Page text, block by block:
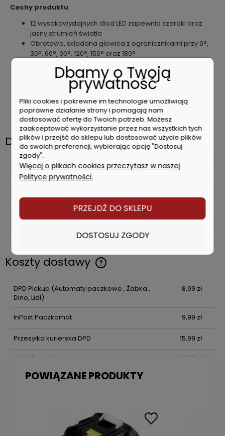
Cechy produktu
12 wysokowydajnych diod LED zapewnia szeroki oraz
jasny strumień światła
Obrotowa, składana głowica z ogranicznikami przy 0°,
30°, 60°, 90°, 120°, 150° oraz 180°
Kompaktowe rozmiary po złożeniu głowicy
Długi czas świecenia - 22 h (6 LED, akumulator BL1830)
Poręczny hak obracany o 360°
Przycisk wyboru trybu świecenia (pełna moc - 12 diod
LED oraz tryb 6 diod LED)
Dostarczana bez walizki, akumulatorów i ładowarki
Dane techniczne
Wyposażenie
Body (bez akumulatorów)
Akumulatorowe
Koszty dostawy
Cena nie zawiera ewentualnych kosztów płatności
DPD Pickup (Automaty paczkowe , Żabka ,
Dino, Lidl)
8,99 zł
InPost Paczkomat 9,99 zł
Przesyłka kurierska DPD 15,99 zł
Odbiór osobisty 0,00 zł
POWIĄZANE PRODUKTY
Dbamy o Twoją
prywatność
Pliki cookies i pokrewne im technologie umożliwiają
poprawne działanie strony i pomagają nam
dostosować ofertę do Twoich potrzeb. Możesz
zaakceptować wykorzystanie przez nas wszystkich tych
plików i przejść do sklepu lub dostosować użycie plików
do swoich preferencji, wybierając opcję "Dostosuj
zgody".
Więcej o plikach cookies przeczytasz w naszej
Polityce prywatności.
PRZEJDŹ DO SKLEPU
DOSTOSUJ ZGODY